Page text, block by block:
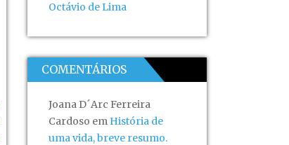
Octávio de Lima
COMENTÁRIOS
Joana D´Arc Ferreira
Cardoso em História de
uma vida, breve resumo.